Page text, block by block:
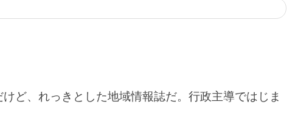
ど、れっきとした地域情報誌だ。行政主導ではじま